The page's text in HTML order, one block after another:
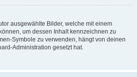
ausgewählte Bilder, welche mit einem
um dessen Inhalt kennzeichnen zu
Symbole zu verwenden, hängt von deinen
Administration gesetzt hat.